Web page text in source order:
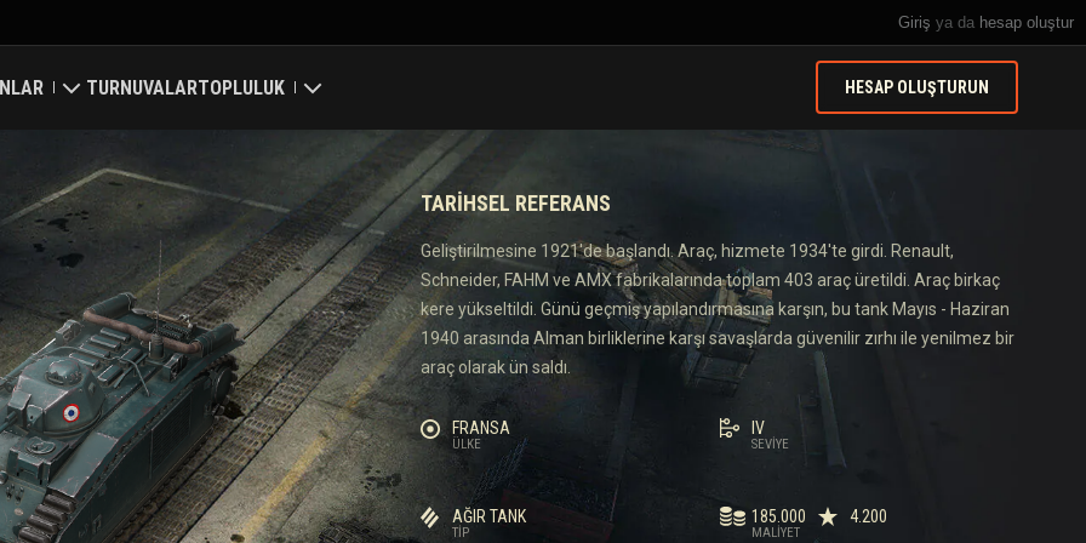
Giriş ya da hesap oluştur
Haritası
Reytingleri
TURNUVALARTOPLULUK
Oyuncu Ara
Arkadaş Öner
Discord
Mod Merkezi
Medya
HESAP OLUŞTURUN
TARIHSEL REFERANS
Geliştirilmesine 1921'de başlandı. Araç, hizmete 1934'te girdi. Renault,
Schneider, FAHM ve AMX fabrikalarında toplam 403 araç üretildi. Araç birkaç
kere yükseltildi. Günü geçmiş yapılandırmasına karşın, bu tank Mayıs - Haziran
1940 arasında Alman birliklerine karşı savaşlarda güvenilir zırhı ile yenilmez bir
araç olarak ün saldı.
ÜLKE
FRANSA
SEVIYE
IV
TIP
AĞIR TANK
MALIYET
185.000 4.200